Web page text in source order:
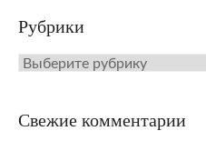
Рубрики
Рубрики
Свежие комментарии